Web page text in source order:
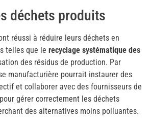
déchets produits
réussi à réduire leurs déchets en
telles que le recyclage systématique des
des résidus de production. Par
manufacturière pourrait instaurer des
et collaborer avec des fournisseurs de
gérer correctement les déchets
des alternatives moins polluantes.